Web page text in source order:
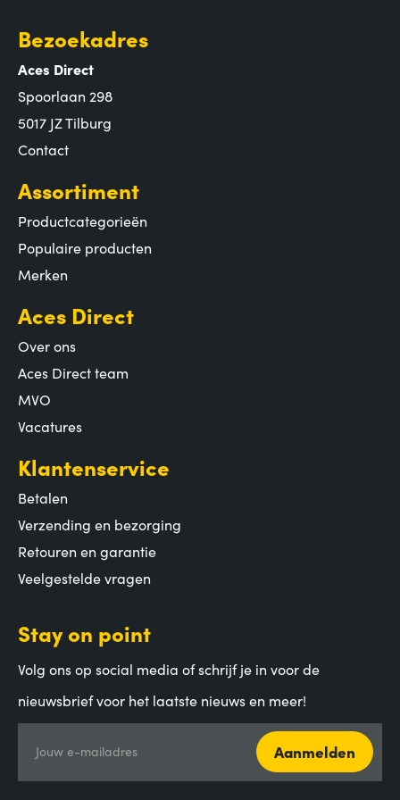
Bezoekadres
Aces Direct
Spoorlaan 298
5017 JZ Tilburg
Contact
Assortiment
Productcategorieën
Populaire producten
Merken
Aces Direct
Over ons
Aces Direct team
MVO
Vacatures
Klantenservice
Betalen
Verzending en bezorging
Retouren en garantie
Veelgestelde vragen
Stay on point
Volg ons op social media of schrijf je in voor de
nieuwsbrief voor het laatste nieuws en meer!
Jouw e-mailadres Aanmelden